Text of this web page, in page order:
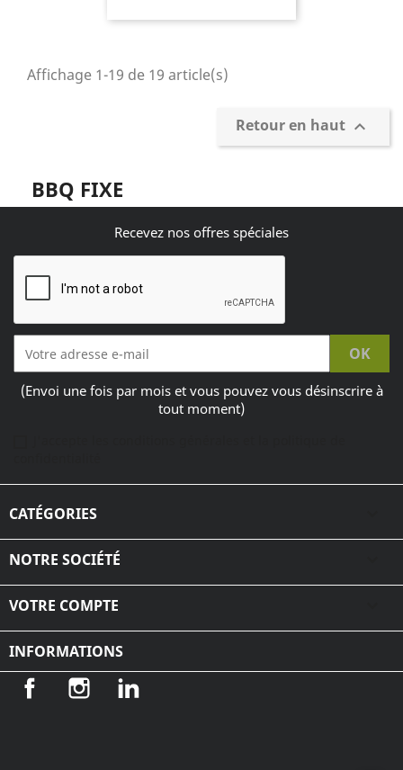
Affichage 1-19 de 19 article(s)
Retour en haut 
BBQ FIXE
Recevez nos offres spéciales
(Envoi une fois par mois et vous pouvez vous désinscrire à
tout moment)
CATÉGORIES
NOTRE SOCIÉTÉ
VOTRE COMPTE
INFORMATIONS
Facebook Instagram